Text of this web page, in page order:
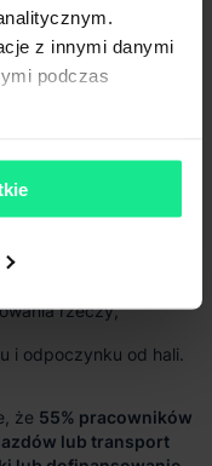
z innymi danymi
podczas
rzeczy,
i odpoczynku od hali.
55% pracowników
lub transport